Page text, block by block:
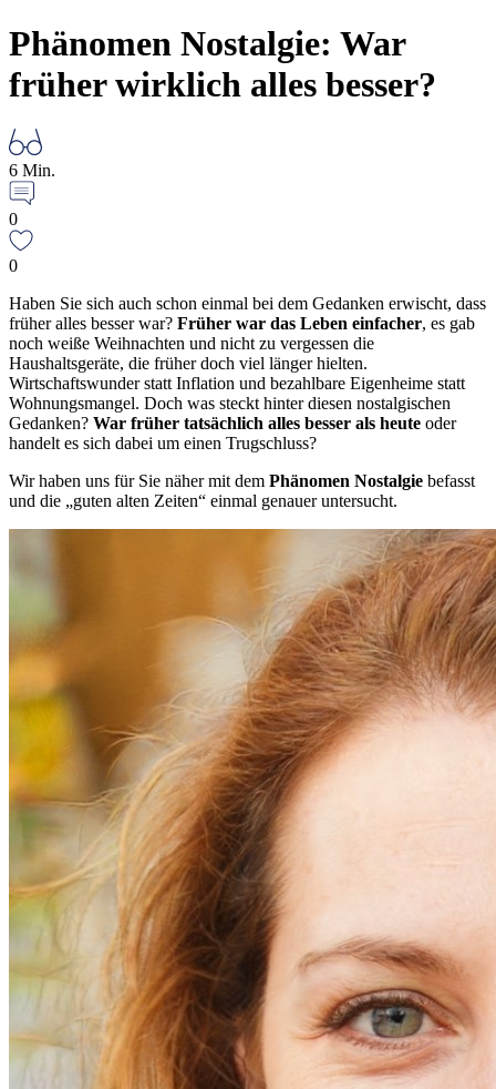
Phänomen Nostalgie: War
früher wirklich alles besser?
6 Min.
0
0
Haben Sie sich auch schon einmal bei dem Gedanken erwischt, dass
früher alles besser war? Früher war das Leben einfacher, es gab
noch weiße Weihnachten und nicht zu vergessen die
Haushaltsgeräte, die früher doch viel länger hielten.
Wirtschaftswunder statt Inflation und bezahlbare Eigenheime statt
Wohnungsmangel. Doch was steckt hinter diesen nostalgischen
Gedanken? War früher tatsächlich alles besser als heute oder
handelt es sich dabei um einen Trugschluss?
Wir haben uns für Sie näher mit dem Phänomen Nostalgie befasst
und die „guten alten Zeiten“ einmal genauer untersucht.